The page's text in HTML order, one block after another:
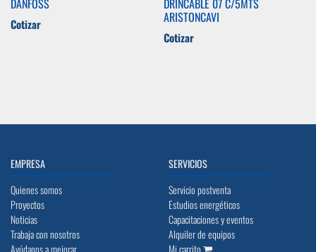
DANFOSS
Cotizar
DRINCABLE 07 C/5MTS
ARISTONCAVI
Cotizar
EMPRESA
Quienes somos
Proyectos
Noticias
Trabaja con nosotros
Ayúdanos a mejorar
SERVICIOS
Servicio postventa
Estudios energéticos
Capacitaciones y eventos
Alquiler de equipos
Mi carrito